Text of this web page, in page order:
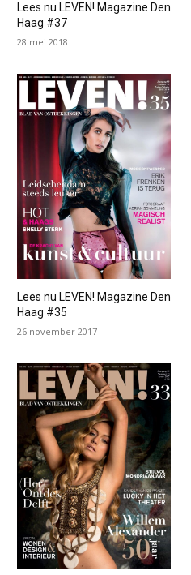
Lees nu LEVEN! Magazine Den
Haag #37
28 mei 2018
Lees nu LEVEN! Magazine Den
Haag #35
26 november 2017